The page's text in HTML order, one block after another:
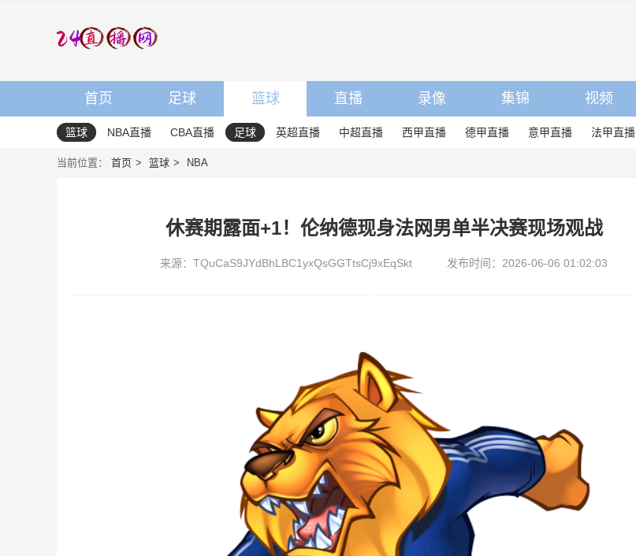
首页 足球 篮球 直播 录像 集锦 视频
篮球 NBA直播 CBA直播 足球 英超直播 中超直播 西甲直播 德甲直播 意甲直播 法甲直播
当前位置： 首页 篮球 NBA
休赛期露面+1！伦纳德现身法网男单半决赛现场观战
来源：TQuCaS9JYdBhLBC1yxQsGGTtsCj9xEqSkt 发布时间：2026-06-06 01:02:03